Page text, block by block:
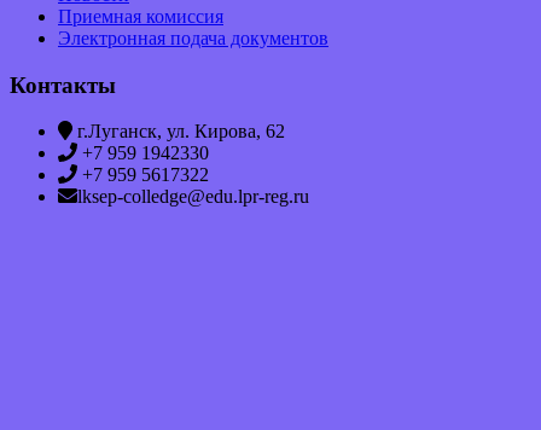
Приемная комиссия
Электронная подача документов
Контакты
г.Луганск, ул. Кирова, 62
+7 959 1942330
+7 959 5617322
lksep-colledge@edu.lpr-reg.ru